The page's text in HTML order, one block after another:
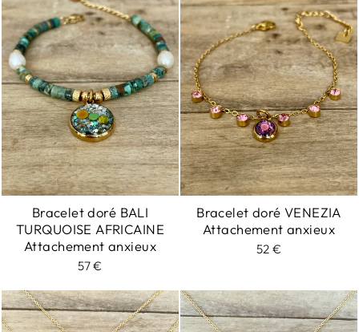
Bracelet doré BALI
TURQUOISE AFRICAINE
Attachement anxieux
57 €
Bracelet doré VENEZIA
Attachement anxieux
52 €